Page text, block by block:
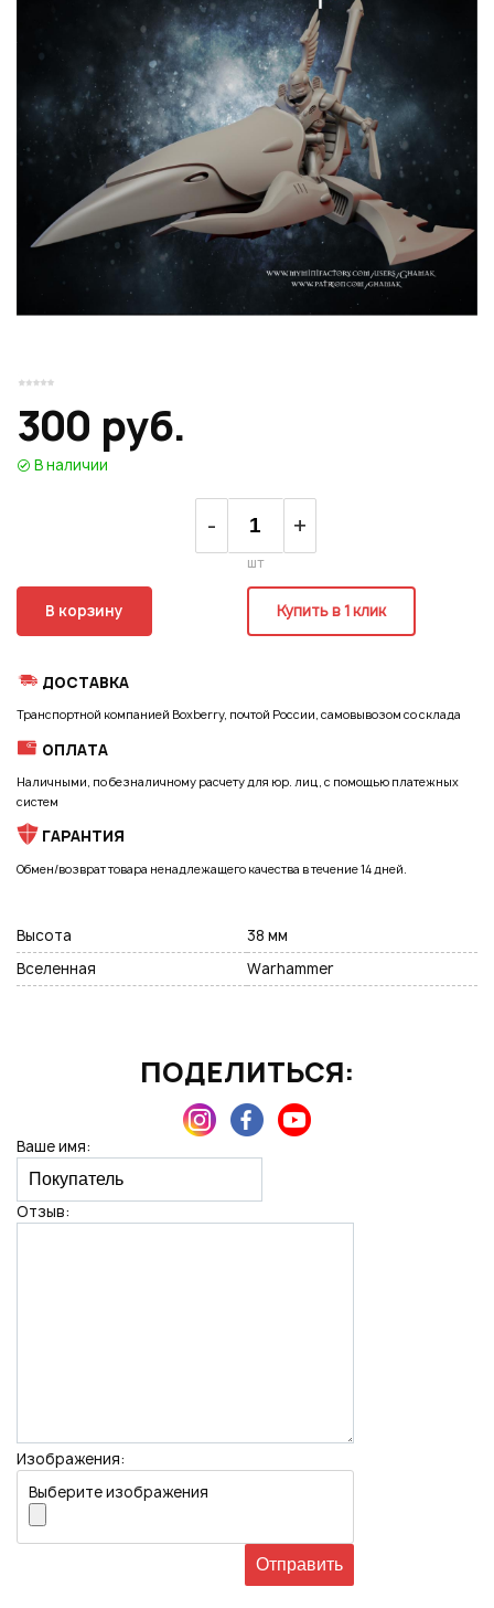
300 руб.
В наличии
- +
шт
В корзину Купить в 1 клик
ДОСТАВКА
Транспортной компанией Boxberry, почтой России, самовывозом со склада
ОПЛАТА
Наличными, по безналичному расчету для юр. лиц, с помощью платежных
систем
ГАРАНТИЯ
Обмен/возврат товара ненадлежащего качества в течение 14 дней.
Высота
38 мм
Вселенная
Warhammer
ПОДЕЛИТЬСЯ:
Ваше имя:
Отзыв:
Изображения:
Выберите изображения
Накопительные скидки
Розыгрыши подарков
Доступ в закрытый клуб
ВОЙТИ ЧЕРЕЗ GOOGLE
Подписаться на новые возможности
Нажимая на кнопку "Отправить", вы даете согласие на обработку
Нажимая на кнопку "Отправить", вы даете согласие на обработку
персональных данных
Отправить
Нажимая на кнопку "Отправить", вы даете согласие на обработку
персональных данных
Или войти через соц сети
ВОЙТИ ЧЕРЕЗ GOOGLE
Отправить
Нажимая на кнопку "Отправить", вы даете согласие на обработку
персональных данных